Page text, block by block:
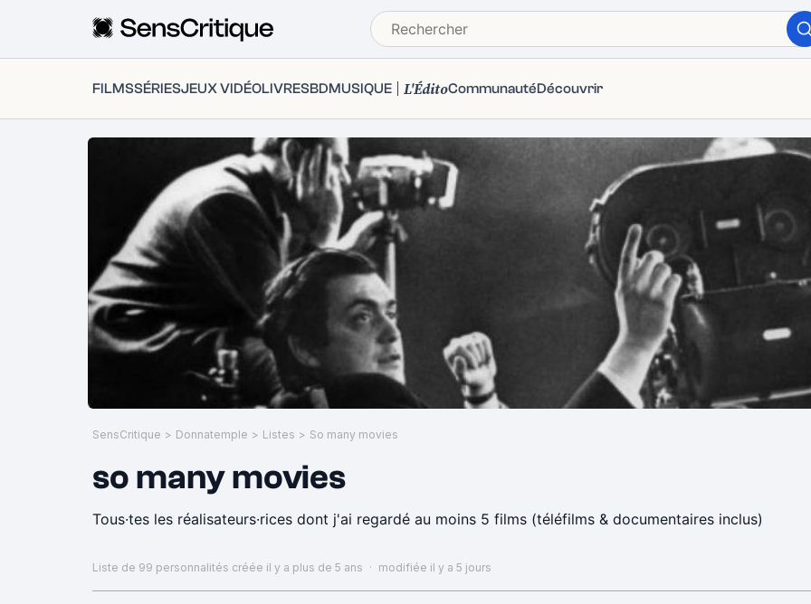
FILMSSÉRIESJEUX VIDÉOLIVRESBDMUSIQUE L'ÉditoCommunautéDécouvrir
SensCritique > Donnatemple > Listes > So many movies
so many movies
Tous·tes les réalisateurs·rices dont j'ai regardé au moins 5 films (téléfilms & documentaires inclus)
Liste de 99 personnalités créée il y a plus de 5 ans · modifiée il y a 5 jours